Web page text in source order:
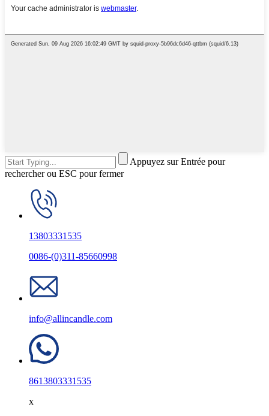
Appuyez sur Entrée pour
rechercher ou ESC pour fermer
13803331535
0086-(0)311-85660998
info@allincandle.com
8613803331535
x